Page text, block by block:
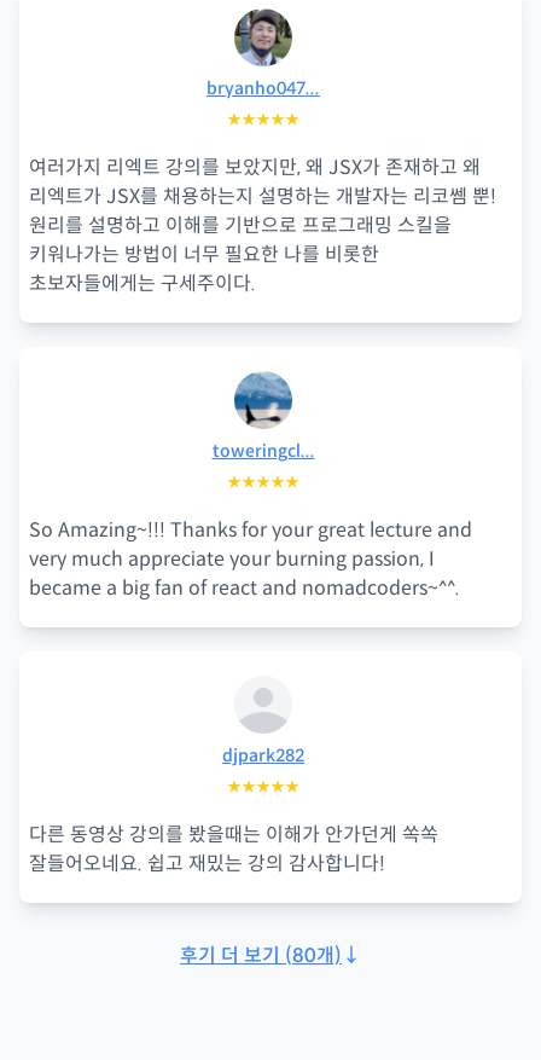
bryanho047...
★★★★★
여러가지 리엑트 강의를 보았지만, 왜 JSX가 존재하고 왜
리엑트가 JSX를 채용하는지 설명하는 개발자는 리코쎔 뿐!
원리를 설명하고 이해를 기반으로 프로그래밍 스킬을
키워나가는 방법이 너무 필요한 나를 비롯한
초보자들에게는 구세주이다.
toweringcl...
★★★★★
So Amazing~!!! Thanks for your great lecture and
very much appreciate your burning passion, I
became a big fan of react and nomadcoders~^^.
djpark282
★★★★★
다른 동영상 강의를 봤을때는 이해가 안가던게 쏙쏙
잘들어오네요. 쉽고 재밌는 강의 감사합니다!
후기 더 보기 (80개) ↓